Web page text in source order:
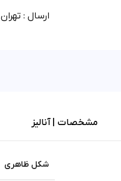
ارسال : تهران 1 روز | شهرستان 2 تا 3 روز
مشخصات | آنالیز
شکل ظاهری